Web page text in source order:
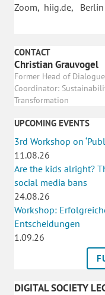
Zoom, hiig.de, Berlin
CONTACT
Christian Grauvogel
Former Head of
Coordinator:
Transformation
UPCOMING EVENTS
3rd Workshop on
11.08.26
Are the kids alright?
social media bans
24.08.26
Workshop:
Entscheidungen
1.09.26
DIGITAL SOCIETY